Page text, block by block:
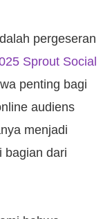
pergeseran
Sprout Social
penting bagi
audiens
menjadi
bagian dari